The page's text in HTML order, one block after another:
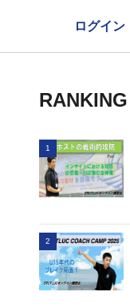
ログイン
RANKING
1
2